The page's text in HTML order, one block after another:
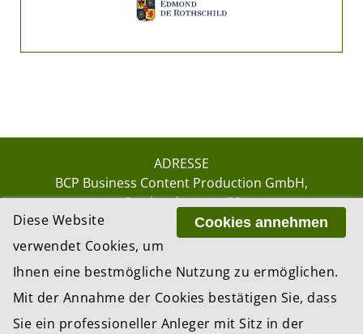
ADRESSE
BCP Business Content Production GmbH
Gotthardstrasse 38
8002 Zürich
© 2026 by BCP Business Content Production
GmbH, Zürich – Switzerland
Website by update AG, Zurich
Cookies annehmen
Diese Website
verwendet Cookies, um
Ihnen eine bestmögliche Nutzung zu ermöglichen.
Mit der Annahme der Cookies bestätigen Sie, dass
Sie ein professioneller Anleger mit Sitz in der